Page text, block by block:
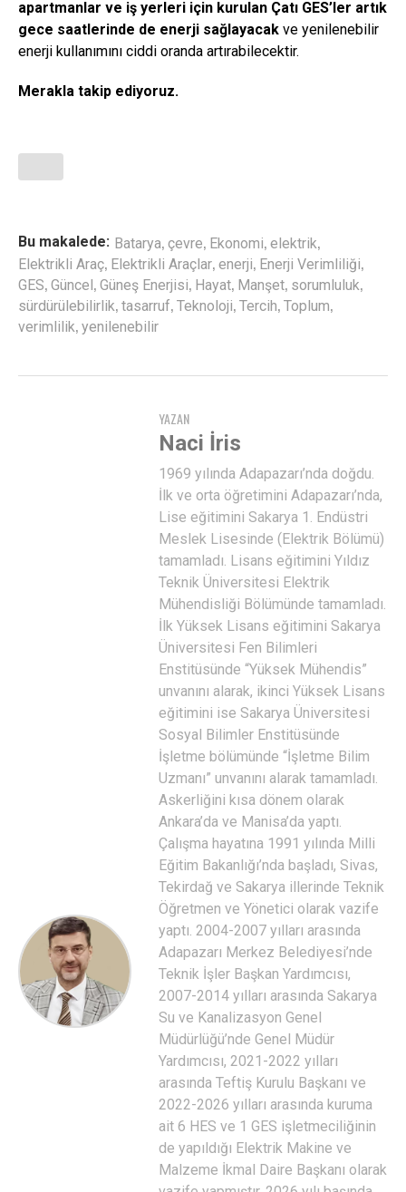
apartmanlar ve iş yerleri için kurulan Çatı GES’ler artık
gece saatlerinde de enerji sağlayacak ve yenilenebilir
enerji kullanımını ciddi oranda artırabilecektir.
Merakla takip ediyoruz.
Bu makalede: Batarya, çevre, Ekonomi, elektrik,
Elektrikli Araç, Elektrikli Araçlar, enerji, Enerji Verimliliği,
GES, Güncel, Güneş Enerjisi, Hayat, Manşet, sorumluluk,
sürdürülebilirlik, tasarruf, Teknoloji, Tercih, Toplum,
verimlilik, yenilenebilir
YAZAN
Naci İris
1969 yılında Adapazarı’nda doğdu.
İlk ve orta öğretimini Adapazarı’nda,
Lise eğitimini Sakarya 1. Endüstri
Meslek Lisesinde (Elektrik Bölümü)
tamamladı. Lisans eğitimini Yıldız
Teknik Üniversitesi Elektrik
Mühendisliği Bölümünde tamamladı.
İlk Yüksek Lisans eğitimini Sakarya
Üniversitesi Fen Bilimleri
Enstitüsünde “Yüksek Mühendis”
unvanını alarak, ikinci Yüksek Lisans
eğitimini ise Sakarya Üniversitesi
Sosyal Bilimler Enstitüsünde
İşletme bölümünde “İşletme Bilim
Uzmanı” unvanını alarak tamamladı.
Askerliğini kısa dönem olarak
Ankara’da ve Manisa’da yaptı.
Çalışma hayatına 1991 yılında Milli
Eğitim Bakanlığı’nda başladı, Sivas,
Tekirdağ ve Sakarya illerinde Teknik
Öğretmen ve Yönetici olarak vazife
yaptı. 2004-2007 yılları arasında
Adapazarı Merkez Belediyesi’nde
Teknik İşler Başkan Yardımcısı,
2007-2014 yılları arasında Sakarya
Su ve Kanalizasyon Genel
Müdürlüğü’nde Genel Müdür
Yardımcısı, 2021-2022 yılları
arasında Teftiş Kurulu Başkanı ve
2022-2026 yılları arasında kuruma
ait 6 HES ve 1 GES işletmeciliğinin
de yapıldığı Elektrik Makine ve
Malzeme İkmal Daire Başkanı olarak